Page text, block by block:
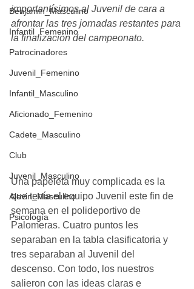
Benjamin_Masculino
Infantil_Femenino
Patrocinadores
Juvenil_Femenino
Infantil_Masculino
Aficionado_Femenino
Cadete_Masculino
Club
Juvenil_Masculino
Alevin_Masculino
Psicología
importantísimos al Juvenil de cara a
afrontar las tres jornadas restantes para
la finalización del campeonato.
Una papeleta muy complicada es la
que tenía el equipo Juvenil este fin de
semana en el polideportivo de
Palomeras. Cuatro puntos les
separaban en la tabla clasificatoria y
tres separaban al Juvenil del
descenso. Con todo, los nuestros
salieron con las ideas claras e